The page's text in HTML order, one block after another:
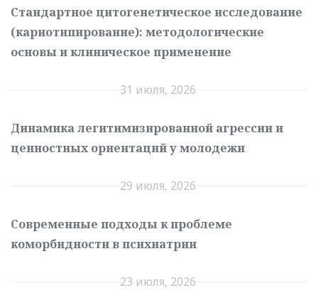
Стандартное цитогенетическое исследование
(кариотипирование): методологические
основы и клиническое применение
31 июля, 2026
Динамика легитимизированной агрессии и
ценностных ориентаций у молодежи
29 июля, 2026
Современные подходы к проблеме
коморбидности в психиатрии
23 июля, 2026